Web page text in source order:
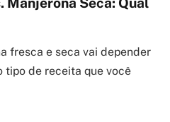
fresca e seca vai depender
tipo de receita que você